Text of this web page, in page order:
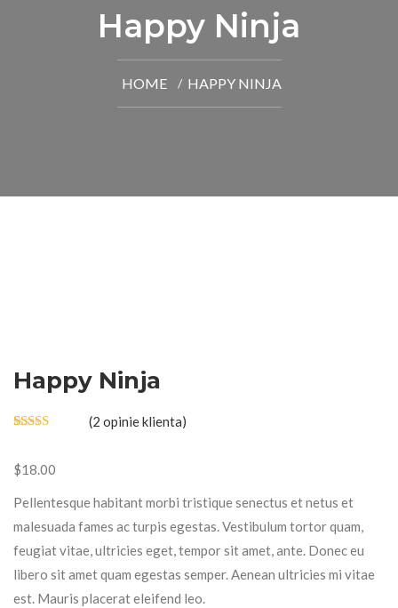
Happy Ninja
HOME HAPPY NINJA
Happy Ninja
podstawie
ocen
(2 opinie klienta)
$18.00
Pellentesque habitant morbi tristique senectus et netus et
malesuada fames ac turpis egestas. Vestibulum tortor quam,
feugiat vitae, ultricies eget, tempor sit amet, ante. Donec eu
libero sit amet quam egestas semper. Aenean ultricies mi vitae
est. Mauris placerat eleifend leo.